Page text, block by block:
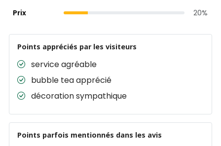
Prix
20%
Points appréciés par les visiteurs
service agréable
bubble tea apprécié
décoration sympathique
Points parfois mentionnés dans les avis